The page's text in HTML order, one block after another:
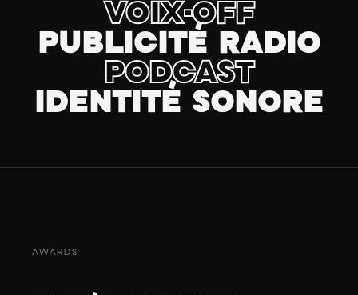
VOIX-OFF
PUBLICITÉ RADIO
PODCAST
IDENTITÉ SONORE
AWARDS